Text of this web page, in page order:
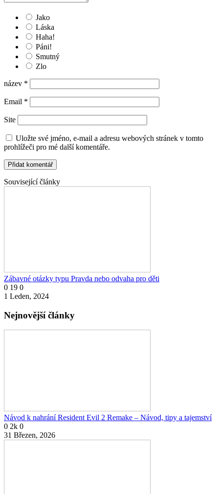
Jako
Láska
Haha!
Páni!
Smutný
Zlo
název *
Email *
Site
Uložte své jméno, e-mail a adresu webových stránek v tomto
prohlížeči pro mé další komentáře.
Související články
Zábavné otázky typu Pravda nebo odvaha pro děti
0 19 0
1 Leden, 2024
Nejnovější články
Návod k nahrání Resident Evil 2 Remake – Návod, tipy a tajemství
0 2k 0
31 Březen, 2026